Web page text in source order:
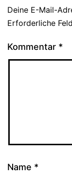
Deine E-Mail-
Erforderliche
Kommentar *
Name *